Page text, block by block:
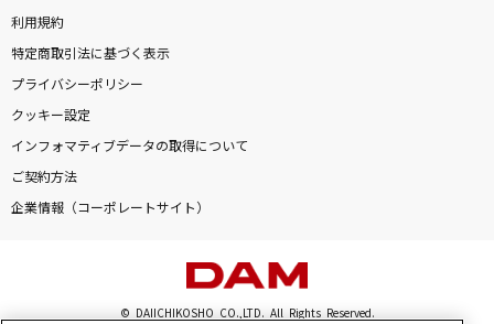
利用規約
特定商取引法に基づく表示
プライバシーポリシー
クッキー設定
インフォマティブデータの取得について
ご契約方法
企業情報（コーポレートサイト）
© DAIICHIKOSHO CO.,LTD. All Rights Reserved.